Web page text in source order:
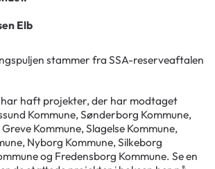
Elb
stammer fra SSA-reserveaftalen
har haft projekter, der har modtaget
Kommune, Sønderborg Kommune,
Kommune, Slagelse Kommune,
Nyborg Kommune, Silkeborg
og Fredensborg Kommune. Se en